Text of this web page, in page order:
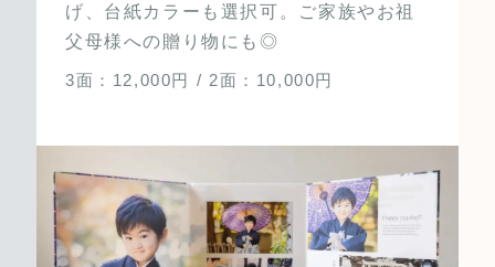
げ、台紙カラーも選択可。ご家族やお祖
父母様への贈り物にも◎
3面：12,000円 / 2面：10,000円